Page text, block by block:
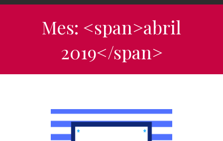
Mes: <span>abril
2019</span>